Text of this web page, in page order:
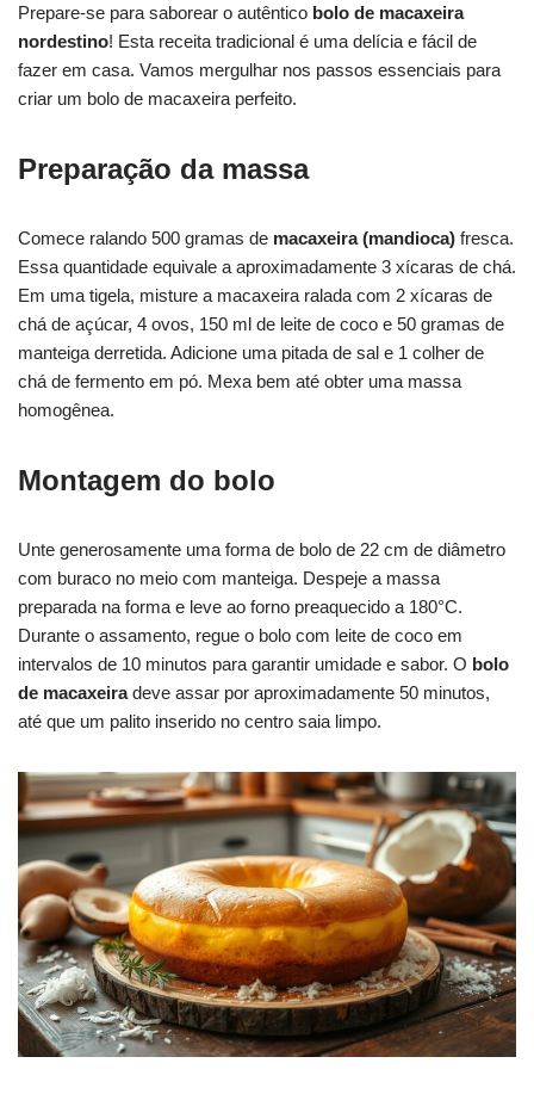
Prepare-se para saborear o autêntico bolo de macaxeira
nordestino! Esta receita tradicional é uma delícia e fácil de
fazer em casa. Vamos mergulhar nos passos essenciais para
criar um bolo de macaxeira perfeito.
Preparação da massa
Comece ralando 500 gramas de macaxeira (mandioca) fresca.
Essa quantidade equivale a aproximadamente 3 xícaras de chá.
Em uma tigela, misture a macaxeira ralada com 2 xícaras de
chá de açúcar, 4 ovos, 150 ml de leite de coco e 50 gramas de
manteiga derretida. Adicione uma pitada de sal e 1 colher de
chá de fermento em pó. Mexa bem até obter uma massa
homogênea.
Montagem do bolo
Unte generosamente uma forma de bolo de 22 cm de diâmetro
com buraco no meio com manteiga. Despeje a massa
preparada na forma e leve ao forno preaquecido a 180°C.
Durante o assamento, regue o bolo com leite de coco em
intervalos de 10 minutos para garantir umidade e sabor. O bolo
de macaxeiradeve assar por aproximadamente 50 minutos,
até que um palito inserido no centro saia limpo.